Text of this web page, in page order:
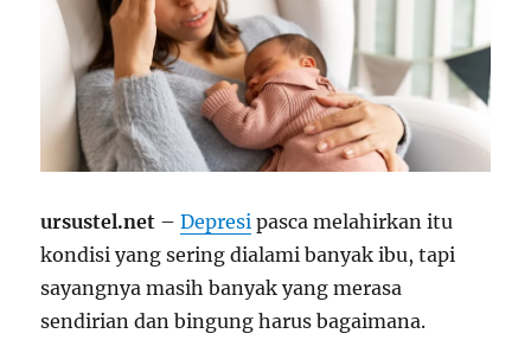
ursustel.net –Depresi pasca melahirkan itu
kondisi yang sering dialami banyak ibu, tapi
sayangnya masih banyak yang merasa
sendirian dan bingung harus bagaimana.